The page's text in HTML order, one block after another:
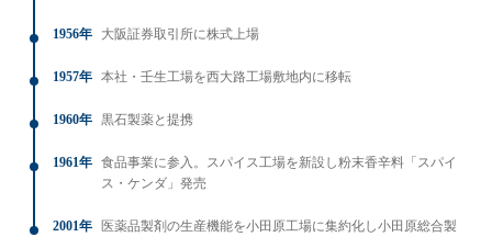
1956年 大阪証券取引所に株式上場
1957年 本社・壬生工場を西大路工場敷地内に移転
1960年 黒石製薬と提携
1961年 食品事業に参入。スパイス工場を新設し粉末香辛料「スパイ
ス・ケンダ」発売
2001年
医薬品製剤の生産機能を小田原工場に集約化し小田原総合製